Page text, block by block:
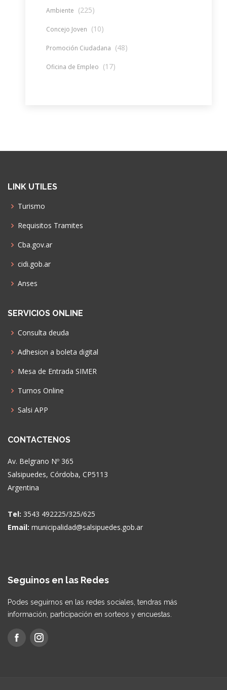
Ambiente (225)
Concejo Joven (10)
Promoción Ciudadana (48)
Oficina de Empleo (17)
LINK UTILES
Turismo
Requisitos Tramites
Cba.gov.ar
cidi.gob.ar
Anses
SERVICIOS ONLINE
Consulta deuda
Adhesion a boleta digital
Mesa de Entrada SIMER
Turnos Online
Salsi APP
CONTACTENOS
Av. Belgrano Nº 365
Salsipuedes, Córdoba, CP5113
Argentina
Tel: 3543 492225/325/625
Email: municipalidad@salsipuedes.gob.ar
Seguinos en las Redes
Podes seguirnos en las redes sociales, tendras más
información, participación en sorteos y encuestas.